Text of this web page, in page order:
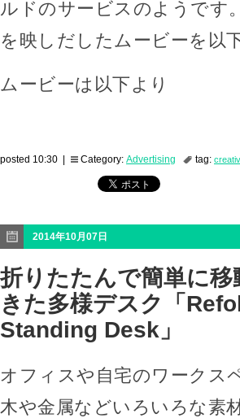
ルドのサービスのようです
を映しだしたムービーを以
ムービーは以下より
posted 10:30 | Category: Advertising tag:
2014年10月07日
折りたたんで簡単に
きた多様デスク「
Standing Desk」
オフィスや自宅のワークス
木や金属などいろいろな素